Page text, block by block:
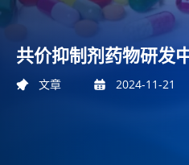
共价抑制剂药物研发
文章 2024-11-21